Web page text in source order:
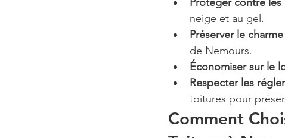
neige et au gel.
Préserver le charme
de Nemours.
Économiser sur le
Respecter les
toitures pour
Comment